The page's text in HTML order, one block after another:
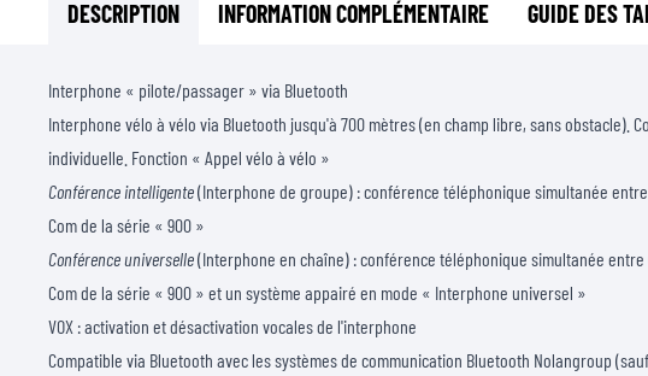
DESCRIPTION INFORMATION COMPLÉMENTAIRE GUIDE DES
Interphone « pilote/passager » via Bluetooth
Interphone vélo à vélo via Bluetooth jusqu'à 700 mètres (en champ libre, sans obstacle).
individuelle. Fonction « Appel vélo à vélo »
Conférence intelligente(Interphone de groupe) : conférence téléphonique simultanée
Com de la série « 900 »
Conférence universelle(Interphone en chaîne) : conférence téléphonique simultanée entre
Com de la série « 900 » et un système appairé en mode « Interphone universel »
VOX : activation et désactivation vocales de l'interphone
Compatible via Bluetooth avec les systèmes de communication Bluetooth Nolangroup